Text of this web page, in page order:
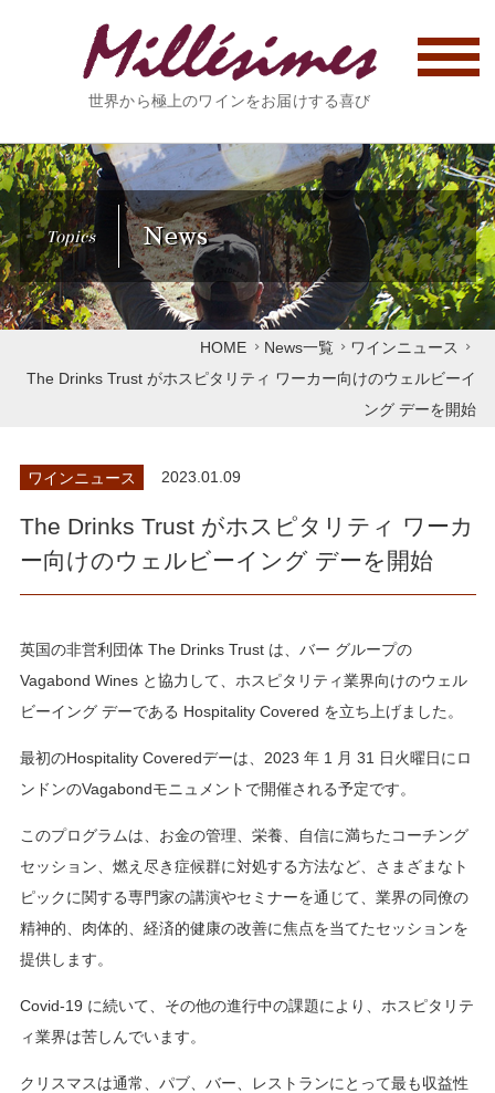
世界から極上のワインをお届けする喜び
Topics News
HOME News一覧
ワインニュース
The Drinks Trust がホスピタリティ ワーカー向けのウェルビーイ
ング デーを開始
ワインニュース 2023.01.09
The Drinks Trust がホスピタリティ ワーカ
ー向けのウェルビーイング デーを開始
英国の非営利団体 The Drinks Trust は、バー グループの
Vagabond Wines と協力して、ホスピタリティ業界向けのウェル
ビーイング デーである Hospitality Covered を立ち上げました。
最初のHospitality Coveredデーは、2023 年 1 月 31 日火曜日にロ
ンドンのVagabondモニュメントで開催される予定です。
このプログラムは、お金の管理、栄養、自信に満ちたコーチング
セッション、燃え尽き症候群に対処する方法など、さまざまなト
ピックに関する専門家の講演やセミナーを通じて、業界の同僚の
精神的、肉体的、経済的健康の改善に焦点を当てたセッションを
提供します。
Covid-19 に続いて、その他の進行中の課題により、ホスピタリテ
ィ業界は苦しんでいます。
クリスマスは通常、パブ、バー、レストランにとって最も収益性